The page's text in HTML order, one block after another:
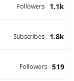
1.1k
Followers
1.8k
Subscribes
519
Followers